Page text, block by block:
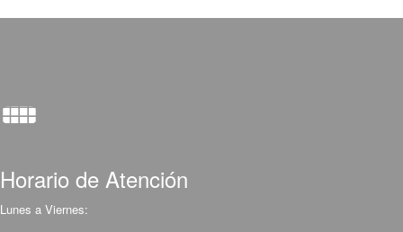
Horario de Atención
Lunes a Viernes: